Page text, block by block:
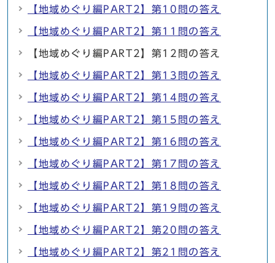
【地域めぐり編PART2】第10問の答え
【地域めぐり編PART2】第11問の答え
【地域めぐり編PART2】第12問の答え
【地域めぐり編PART2】第13問の答え
【地域めぐり編PART2】第14問の答え
【地域めぐり編PART2】第15問の答え
【地域めぐり編PART2】第16問の答え
【地域めぐり編PART2】第17問の答え
【地域めぐり編PART2】第18問の答え
【地域めぐり編PART2】第19問の答え
【地域めぐり編PART2】第20問の答え
【地域めぐり編PART2】第21問の答え